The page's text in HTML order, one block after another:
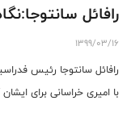
رافائل
1399/03/16
با امیری خراسانی برای